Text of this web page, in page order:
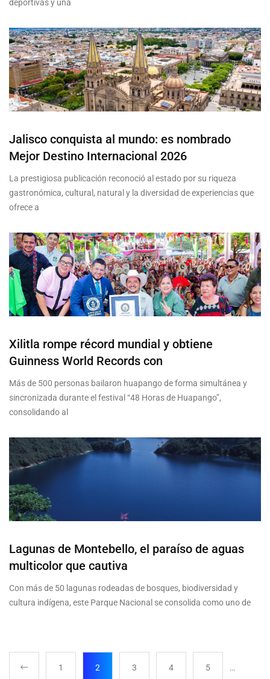
deportivas y una
Jalisco conquista al mundo: es nombrado
Mejor Destino Internacional 2026
La prestigiosa publicación reconoció al estado por su riqueza
gastronómica, cultural, natural y la diversidad de experiencias que
ofrece a
Xilitla rompe récord mundial y obtiene
Guinness World Records con
Más de 500 personas bailaron huapango de forma simultánea y
sincronizada durante el festival “48 Horas de Huapango”,
consolidando al
Lagunas de Montebello, el paraíso de aguas
multicolor que cautiva
Con más de 50 lagunas rodeadas de bosques, biodiversidad y
cultura indígena, este Parque Nacional se consolida como uno de
1 2 3 4 5 …